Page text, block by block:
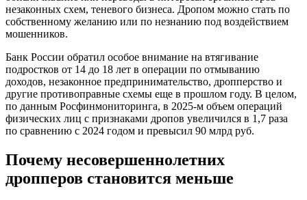
незаконных схем, теневого бизнеса. Дропом можно стать по
собственному желанию или по незнанию под воздействием
мошенников.
Банк России обратил особое внимание на втягивание
подростков от 14 до 18 лет в операции по отмыванию
доходов, незаконное предпринимательство, дропперство и
другие противоправные схемы еще в прошлом году. В целом,
по данным Росфинмониторинга, в 2025-м объем операций
физических лиц с признаками дропов увеличился в 1,7 раза
по сравнению с 2024 годом и превысил 90 млрд руб.
Почему несовершеннолетних
дропперов становится меньше